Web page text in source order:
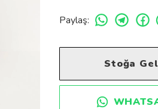
Paylaş:
Stoğa